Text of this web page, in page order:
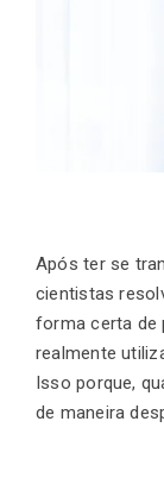
Após ter se
cientistas
forma certa de
realmente
Isso porque,
de maneira